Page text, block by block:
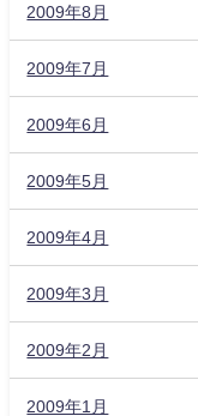
2009年8月
2009年7月
2009年6月
2009年5月
2009年4月
2009年3月
2009年2月
2009年1月